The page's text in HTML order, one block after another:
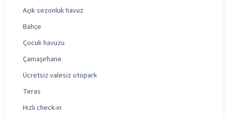
Açık sezonluk havuz
Bahçe
Çocuk havuzu
Çamaşırhane
Ücretsiz valesiz otopark
Teras
Hızlı check-in